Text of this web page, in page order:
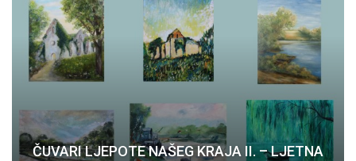
ČUVARI LJEPOTE NAŠEG KRAJA II. – LJETNA